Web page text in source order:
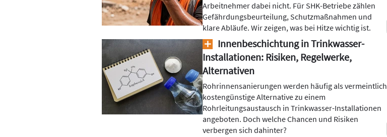
Arbeitnehmer dabei nicht. Für SHK-Betriebe zählen
Gefährdungsbeurteilung, Schutzmaßnahmen und
klare Abläufe. Wir zeigen, was bei Hitze wichtig ist.
Innenbeschichtung in Trinkwasser-
Installationen: Risiken, Regelwerke,
Alternativen
Rohrinnensanierungen werden häufig als vermeintlich
kostengünstige Alternative zu einem
Rohrleitungsaustausch in Trinkwasser-Installationen
angeboten. Doch welche Chancen und Risiken
verbergen sich dahinter?